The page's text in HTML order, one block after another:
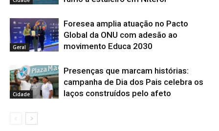
Geral
Foresea amplia atuação no Pacto
Global da ONU com adesão ao
movimento Educa 2030
Cidade
Presenças que marcam histórias:
campanha de Dia dos Pais celebra os
laços construídos pelo afeto